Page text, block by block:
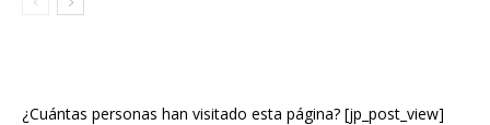
¿Cuántas personas han visitado esta página? [jp_post_view]